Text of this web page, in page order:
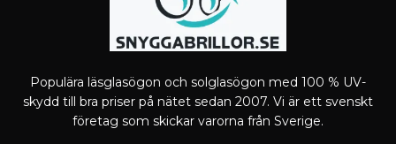
Populära läsglasögon och solglasögon med 100 % UV-
skydd till bra priser på nätet sedan 2007. Vi är ett svenskt
företag som skickar varorna från Sverige.